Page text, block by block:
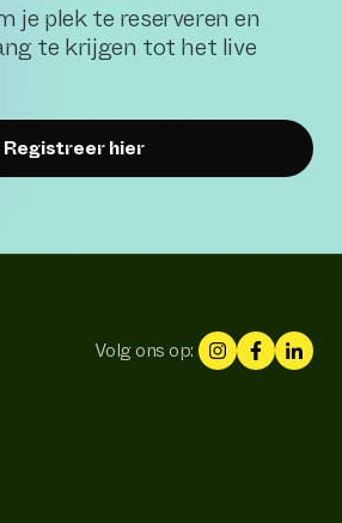
je plek te reserveren en
te krijgen tot het live
Registreer hier
Volg ons op: